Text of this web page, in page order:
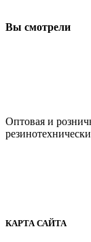
Вы смотрели
Оптовая и
КАРТА САЙТА